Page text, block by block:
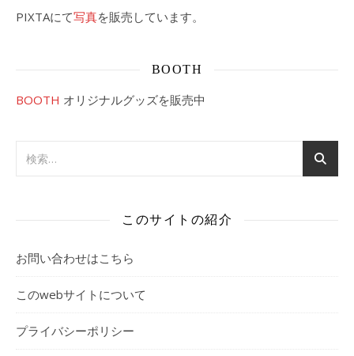
PIXTAにて写真を販売しています。
BOOTH
BOOTH オリジナルグッズを販売中
このサイトの紹介
お問い合わせはこちら
このwebサイトについて
プライバシーポリシー